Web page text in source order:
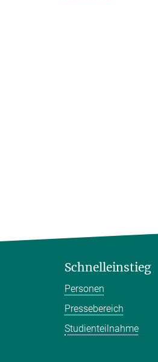
Schnelleinstieg
Personen
Pressebereich
Studienteilnahme